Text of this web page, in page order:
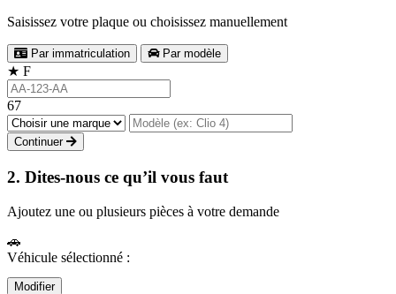
Saisissez votre plaque ou choisissez manuellement
Par immatriculation Par modèle
★ F
67
Continuer
2. Dites-nous ce qu’il vous faut
Ajoutez une ou plusieurs pièces à votre demande
🚗
Véhicule sélectionné :
Modifier